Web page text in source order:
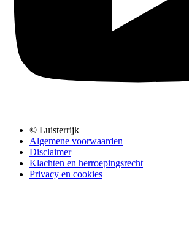
© Luisterrijk
Algemene voorwaarden
Disclaimer
Klachten en herroepingsrecht
Privacy en cookies